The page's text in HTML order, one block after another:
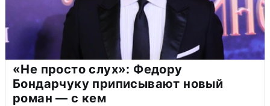
«Не просто слух»: Федору
Бондарчуку приписывают новый
роман — с кем